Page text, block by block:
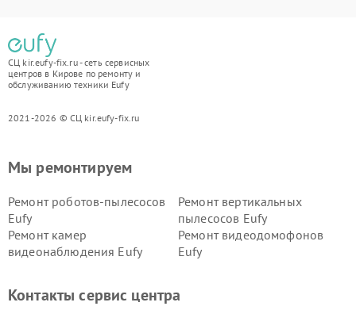
СЦ kir.eufy-fix.ru - сеть сервисных
центров в Кирове по ремонту и
обслуживанию техники Eufy
2021-2026 © СЦ kir.eufy-fix.ru
Мы ремонтируем
Ремонт роботов-пылесосов
Eufy
Ремонт вертикальных
пылесосов Eufy
Ремонт камер
видеонаблюдения Eufy
Ремонт видеодомофонов
Eufy
Контакты сервис центра